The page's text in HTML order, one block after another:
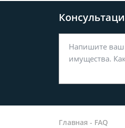
Главная - FAQ